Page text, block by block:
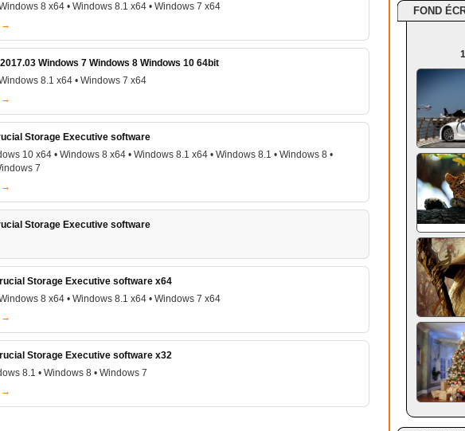
8 x64 • Windows 8.1 x64 • Windows 7 x64
→
Windows 7 Windows 8 Windows 10 64bit
8.1 x64 • Windows 7 x64
→
Storage Executive software
10 x64 • Windows 8 x64 • Windows 8.1 x64 • Windows 8.1 • Windows 8 •
7
→
Storage Executive software
Storage Executive software x64
8 x64 • Windows 8.1 x64 • Windows 7 x64
→
Storage Executive software x32
8.1 • Windows 8 • Windows 7
→
FOND